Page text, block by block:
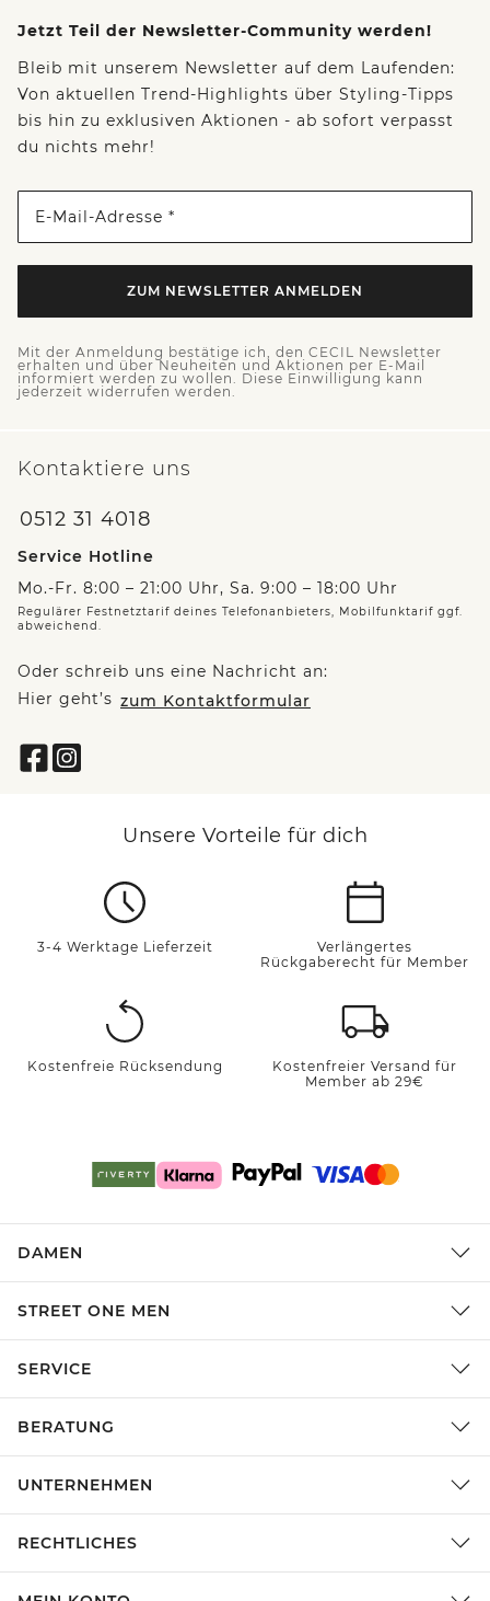
Jetzt Teil der Newsletter-Community werden!
Bleib mit unserem Newsletter auf dem Laufenden:
Von aktuellen Trend-Highlights über Styling-Tipps
bis hin zu exklusiven Aktionen - ab sofort verpasst
du nichts mehr!
E-Mail-Adresse *
ZUM NEWSLETTER ANMELDEN
Mit der Anmeldung bestätige ich, den CECIL Newsletter
erhalten und über Neuheiten und Aktionen per E-Mail
informiert werden zu wollen. Diese Einwilligung kann
jederzeit widerrufen werden.
Kontaktiere uns
0512 31 4018
Service Hotline
Mo.-Fr. 8:00 – 21:00 Uhr, Sa. 9:00 – 18:00 Uhr
Regulärer Festnetztarif deines Telefonanbieters, Mobilfunktarif ggf.
abweichend.
Oder schreib uns eine Nachricht an:
Hier geht’s zum Kontaktformular
Unsere Vorteile für dich
3-4 Werktage Lieferzeit
Verlängertes
Rückgaberecht für Member
Kostenfreie Rücksendung
Kostenfreier Versand für
Member ab 29€
DAMEN
STREET ONE MEN
SERVICE
BERATUNG
UNTERNEHMEN
RECHTLICHES